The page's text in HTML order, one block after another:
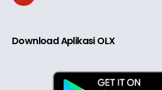
Download Aplikasi OLX